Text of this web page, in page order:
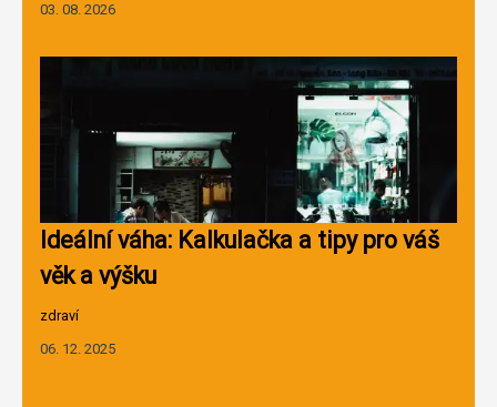
03. 08. 2026
Ideální váha: Kalkulačka a tipy pro váš
věk a výšku
zdraví
06. 12. 2025